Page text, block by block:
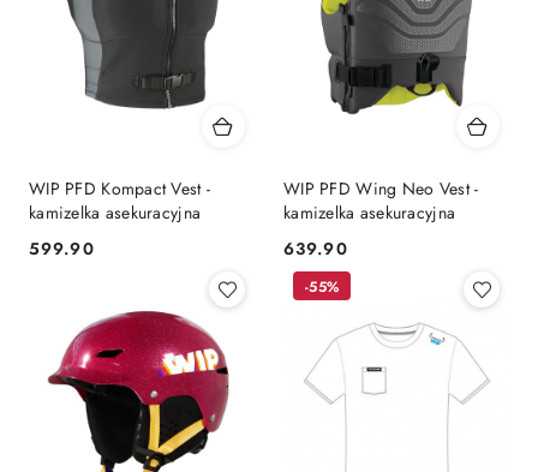
WIP PFD Kompact Vest -
kamizelka asekuracyjna
Cena:
599.90
WIP PFD Wing Neo Vest -
kamizelka asekuracyjna
Cena:
639.90
-55%